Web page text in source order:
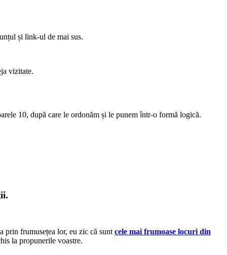
și link-ul de mai sus.
vizitate.
10, după care le ordonăm și le punem într-o formă logică.
prin frumusețea lor, eu zic că sunt cele mai frumoase locuri din
la propunerile voastre.